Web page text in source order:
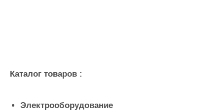
Каталог товаров :
Электрооборудование